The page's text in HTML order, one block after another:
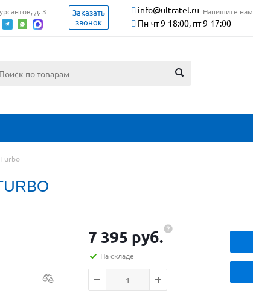
д. 3
Заказать
звонок
info@ultratel.ru Напишите нам
Пн-чт 9-18:00, пт 9-17:00
7 395 руб.
На складе